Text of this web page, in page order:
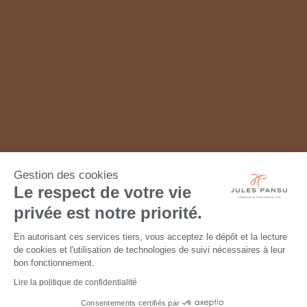
Gestion des cookies
Le respect de votre vie
privée est notre priorité.
En autorisant ces services tiers, vous acceptez le dépôt et la lecture
de cookies et l'utilisation de technologies de suivi nécessaires à leur
bon fonctionnement.
Lire la politique de confidentialité
Consentements certifiés par